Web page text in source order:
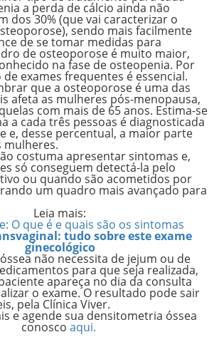
a perda de cálcio ainda não
dos 30% (que vai caracterizar o
sendo mais facilmente
de se tomar medidas para
de osteoporose é muito maior,
na fase de osteopenia. Por
de exames frequentes é essencial.
que a osteoporose é uma das
afeta as mulheres pós-menopausa,
com mais de 65 anos. Estima-se
a cada três pessoas é diagnosticada
e, desse percentual, a maior parte
mulheres.
costuma apresentar sintomas e,
só conseguem detectá-la pelo
ou quando são acometidos por
um quadro mais avançado para
Leia mais:
O que é e quais são os sintomas
tudo sobre este exame
ginecológico
não necessita de jejum ou de
para que seja realizada,
apareça no dia da consulta
o exame. O resultado pode sair
pela Clínica Viver.
e agende sua densitometria óssea
conosco aqui.